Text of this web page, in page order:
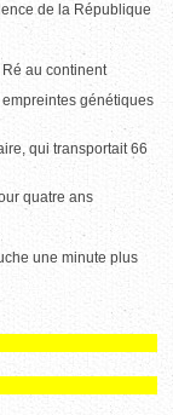
de la République
au continent
génétiques
qui transportait 66
quatre ans
une minute plus